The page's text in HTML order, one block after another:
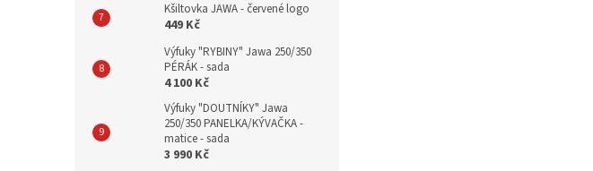
Kšiltovka JAWA - červené logo
449 Kč
Výfuky "RYBINY" Jawa 250/350
PÉRÁK - sada
4 100 Kč
Výfuky "DOUTNÍKY" Jawa
250/350 PANELKA/KÝVAČKA -
matice - sada
3 990 Kč